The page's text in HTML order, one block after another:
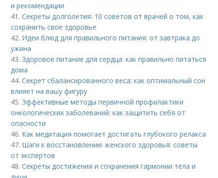
и рекомендации
41.Секреты долголетия: 10 советов от врачей о том, как
сохранить свое здоровье
42. Идеи блюд для правильного питания: от завтрака до
ужина
43.Здоровое питание для сердца: как правильно питаться
дома
44.Секрет сбалансированного веса: как оптимальный сон
влияет на вашу фигуру
45. Эффективные методы первичной профилактики
онкологических заболеваний: как защитить себя от
опасности
46. Как медитация помогает достигать глубокого релакса
47. Шаги к восстановлению женского здоровья: советы
от экспертов
48.Секреты достижения и сохранения гармонии тела и